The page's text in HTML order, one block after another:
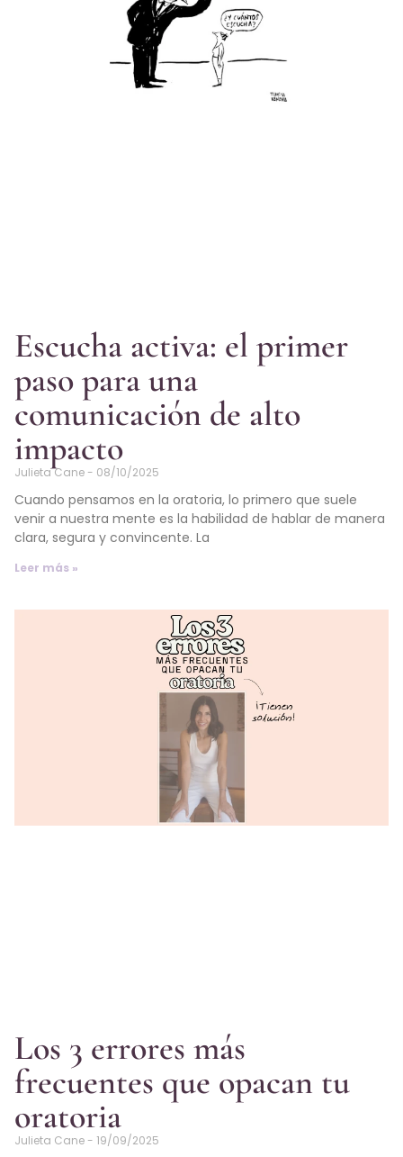
Escucha activa: el primer
paso para una
comunicación de alto
impacto
Julieta Cane 08/10/2025
Cuando pensamos en la oratoria, lo primero que suele
venir a nuestra mente es la habilidad de hablar de manera
clara, segura y convincente. La
Leer más »
Los 3 errores más
frecuentes que opacan tu
oratoria
Julieta Cane 19/09/2025